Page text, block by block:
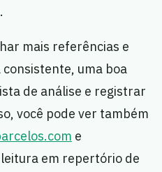
mais referências e
uma boa
de análise e registrar
você pode ver também
e
em repertório de